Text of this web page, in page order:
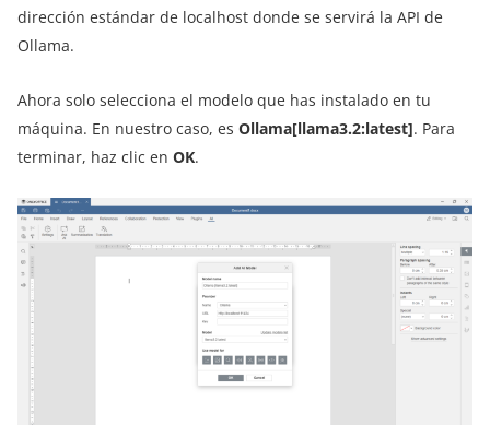
dirección estándar de localhost donde se servirá la API de
Ollama.
Ahora solo selecciona el modelo que has instalado en tu
máquina. En nuestro caso, es Ollama[llama3.2:latest]. Para
terminar, haz clic en OK.